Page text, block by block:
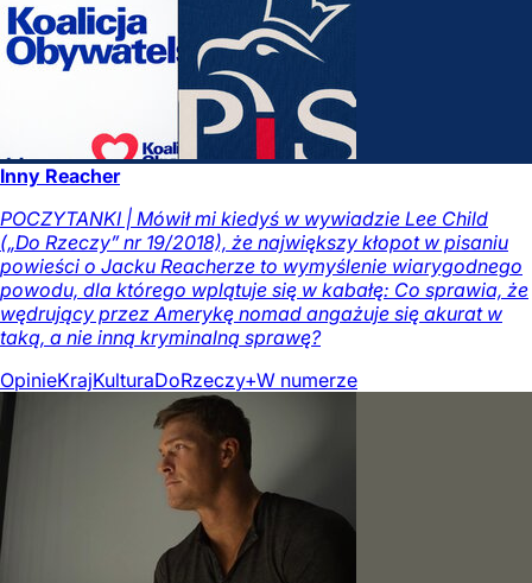
Inny Reacher
POCZYTANKI | Mówił mi kiedyś w wywiadzie Lee Child
(„Do Rzeczy” nr 19/2018), że największy kłopot w pisaniu
powieści o Jacku Reacherze to wymyślenie wiarygodnego
powodu, dla którego wplątuje się w kabałę: Co sprawia, że
wędrujący przez Amerykę nomad angażuje się akurat w
taką, a nie inną kryminalną sprawę?
OpinieKrajKulturaDoRzeczy+W numerze